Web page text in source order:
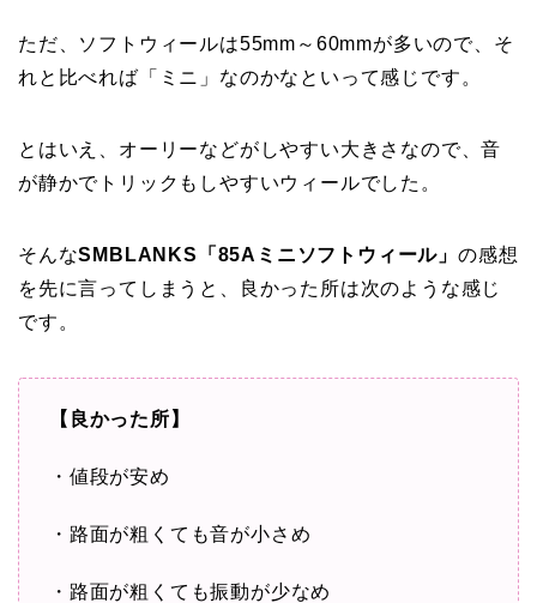
ただ、ソフトウィールは55mm～60mmが多いので、そ
れと比べれば「ミニ」なのかなといって感じです。
とはいえ、オーリーなどがしやすい大きさなので、音
が静かでトリックもしやすいウィールでした。
そんなSMBLANKS「85Aミニソフトウィール」の感想
を先に言ってしまうと、良かった所は次のような感じ
です。
【良かった所】
・値段が安め
・路面が粗くても音が小さめ
・路面が粗くても振動が少なめ